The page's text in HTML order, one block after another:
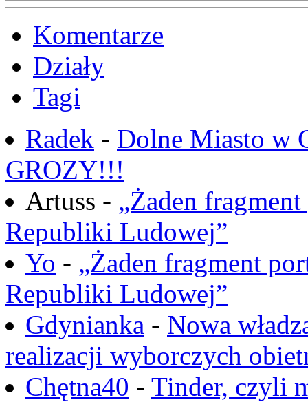
Komentarze
Działy
Tagi
Radek - Dolne Miasto w
GROZY!!!
Artuss - „Żaden
Republiki Ludowej”
Yo - „Żaden fragment
Republiki Ludowej”
Gdynianka - Nowa
realizacji wyborczych
Chętna40 - Tinder, czyli